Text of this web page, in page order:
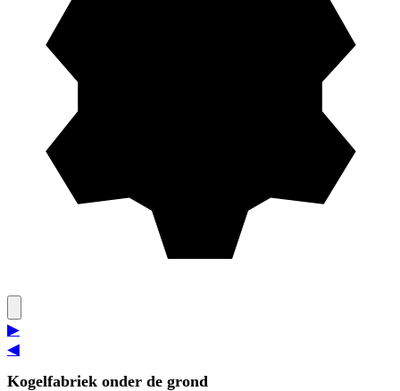
▶
◀
Kogelfabriek onder de grond